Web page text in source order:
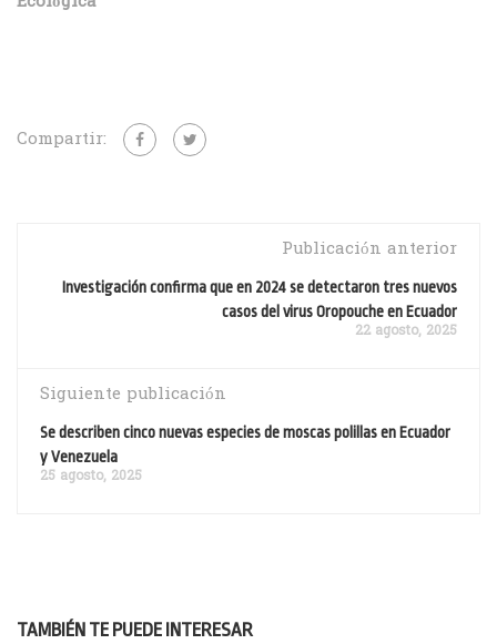
Compartir:
Publicación anterior
Investigación confirma que en 2024 se detectaron tres nuevos
casos del virus Oropouche en Ecuador
22 agosto, 2025
Siguiente publicación
Se describen cinco nuevas especies de moscas polillas en Ecuador
y Venezuela
25 agosto, 2025
TAMBIÉN TE PUEDE INTERESAR